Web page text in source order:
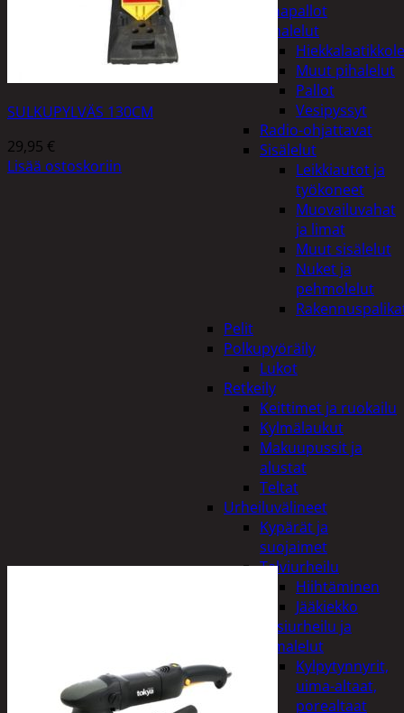
Ilmapallot
Pihalelut
Muut pihalelut
Pallot
Vesipyssyt
Radio-ohjattavat
Sisälelut
Leikkiautot ja
työkoneet
Muovailuvahat
ja limat
Muut sisälelut
Nuket ja
pehmolelut
Pelit
Polkupyöräily
Lukot
Retkeily
Keittimet ja ruokailu
Kylmälaukut
Makuupussit ja
alustat
Teltat
Urheiluvälineet
Kypärät ja
suojaimet
Talviurheilu
Hiihtäminen
Jääkiekko
Vesiurheilu ja
uimalelut
Kylpytynnyrit,
uima-altaat,
porealtaat
SULKUPYLVÄS 130CM
29,95 €
Lisää ostoskoriin